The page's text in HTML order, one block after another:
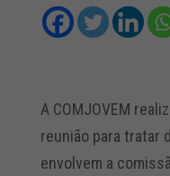
A COMJOVEM
reunião para tratar
envolvem a